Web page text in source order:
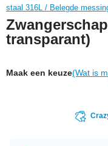
staal 316L / Belegde
transparant)
Maak een keuze(Wat is